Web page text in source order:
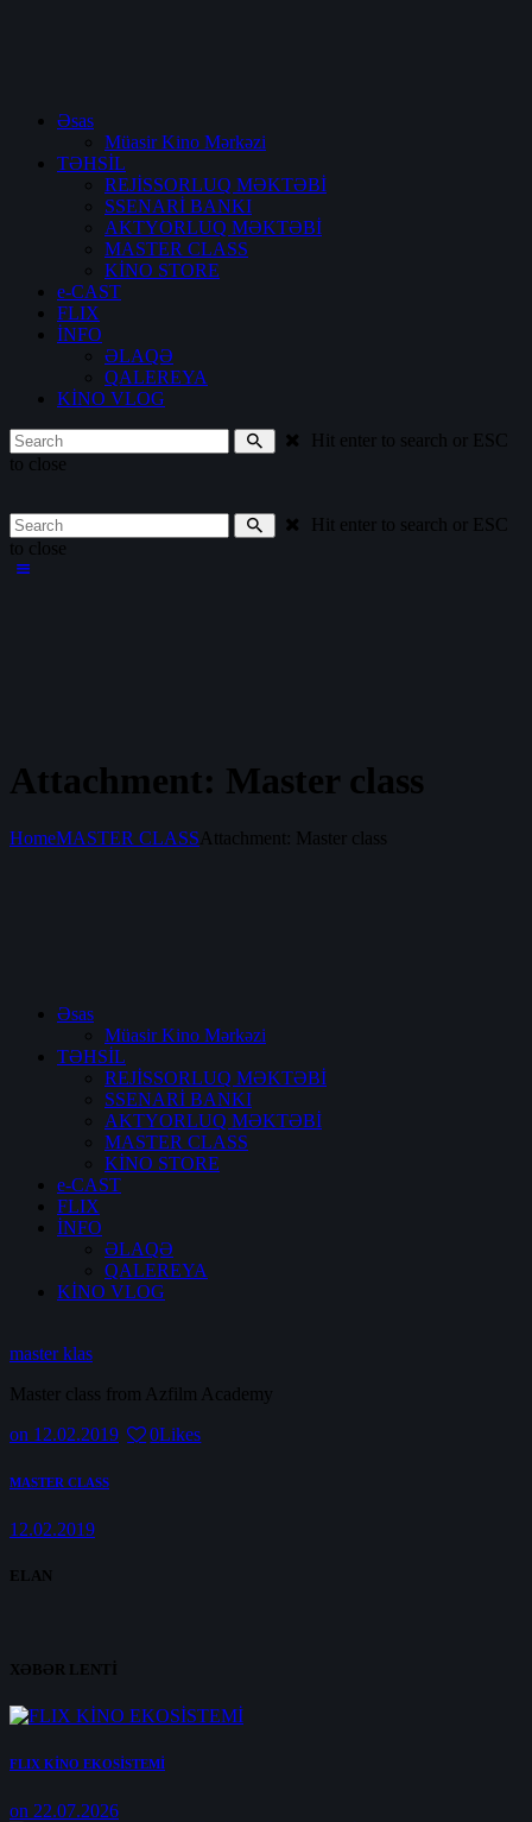
Əsas
Müasir Kino Mərkəzi
TƏHSİL
REJİSSORLUQ MƏKTƏBİ
SSENARİ BANKI
AKTYORLUQ MƏKTƏBİ
MASTER CLASS
KİNO STORE
e-CAST
FLIX
İNFO
ƏLAQƏ
QALEREYA
KİNO VLOG
Hit enter to search or ESC
to close
Hit enter to search or ESC
to close
Attachment: Master class
HomeMASTER CLASSAttachment: Master class
Əsas
Müasir Kino Mərkəzi
TƏHSİL
REJİSSORLUQ MƏKTƏBİ
SSENARİ BANKI
AKTYORLUQ MƏKTƏBİ
MASTER CLASS
KİNO STORE
e-CAST
FLIX
İNFO
ƏLAQƏ
QALEREYA
KİNO VLOG
master klas
Master class from Azfilm Academy
on 12.02.2019
0Likes
Post
navigation
Previous
MASTER CLASS
12.02.2019
ELAN
XƏBƏR LENTİ
FLIX KİNO EKOSİSTEMİ
on 22.07.2026